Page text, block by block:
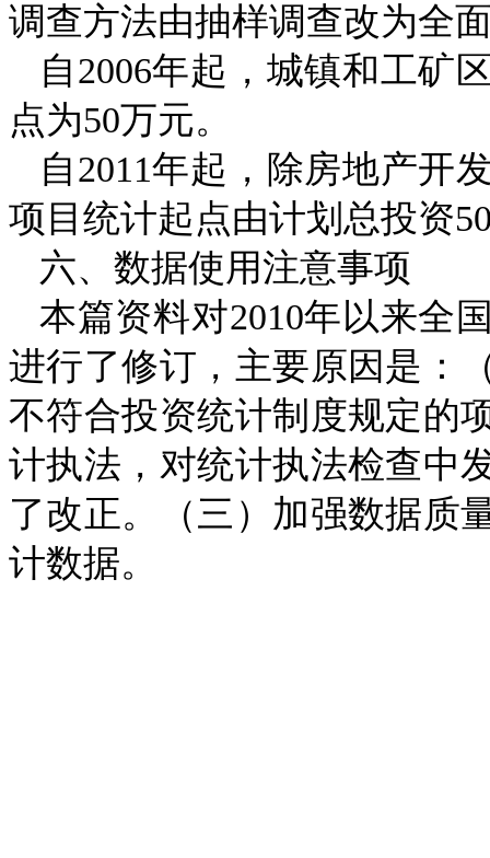
调查方法由抽样调查改为全
自2006年起，城镇和工矿
点为50万元。
自2011年起，除房地产开
项目统计起点由计划总投资
六、数据使用注意事项
本篇资料对2010年以来全
进行了修订，主要原因是：
不符合投资统计制度规定的
计执法，对统计执法检查中
了改正。（三）加强数据质
计数据。